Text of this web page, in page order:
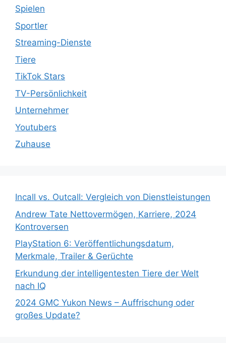
Spielen
Sportler
Streaming-Dienste
Tiere
TikTok Stars
TV-Persönlichkeit
Unternehmer
Youtubers
Zuhause
Incall vs. Outcall: Vergleich von Dienstleistungen
Andrew Tate Nettovermögen, Karriere, 2024
Kontroversen
PlayStation 6: Veröffentlichungsdatum,
Merkmale, Trailer & Gerüchte
Erkundung der intelligentesten Tiere der Welt
nach IQ
2024 GMC Yukon News – Auffrischung oder
großes Update?